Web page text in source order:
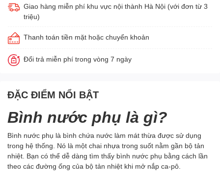
Giao hàng miễn phí khu vực nội thành Hà Nội (với đơn từ 3
triệu)
Thanh toán tiền mặt hoặc chuyển khoản
Đổi trả miễn phí trong vòng 7 ngày
ĐẶC ĐIỂM NỔI BẬT
Bình nước phụ là gì?
Bình nước phụ là bình chứa nước làm mát thừa được sử dụng
trong hệ thống. Nó là một chai nhựa trong suốt nằm gần bộ tản
nhiệt. Bạn có thể dễ dàng tìm thấy bình nước phụ bằng cách lần
theo các đường ống của bộ tản nhiệt khi mở nắp ca-pô.